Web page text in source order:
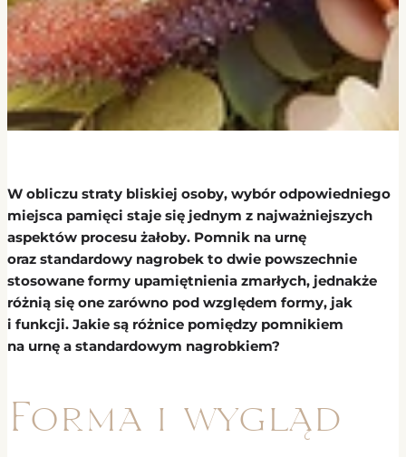
W obliczu straty bliskiej osoby, wybór odpowiedniego
miejsca pamięci staje się jednym z najważniejszych
aspektów procesu żałoby. Pomnik na urnę
oraz standardowy nagrobek to dwie powszechnie
stosowane formy upamiętnienia zmarłych, jednakże
różnią się one zarówno pod względem formy, jak
i funkcji. Jakie są różnice pomiędzy pomnikiem
na urnę a standardowym nagrobkiem?
Forma i wygląd